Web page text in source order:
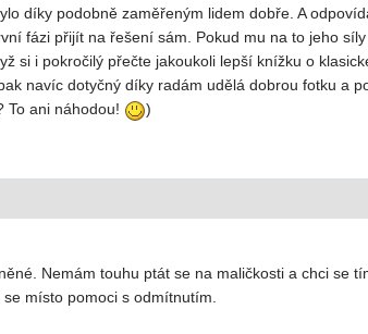
díky podobně zaměřeným lidem dobře. A
fázi přijít na řešení sám. Pokud mu na to jeho
si i pokročilý přečte jakoukoli lepší knížku o
navíc dotyčný díky radám udělá dobrou fotku a
To ani náhodou!
)
Nemám touhu ptát se na maličkosti a chci se
místo pomoci s odmítnutím.